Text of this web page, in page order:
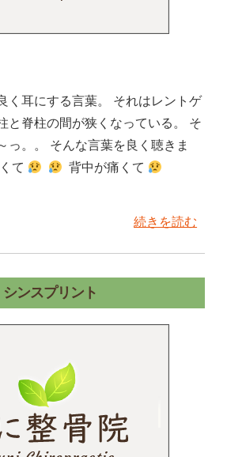
く耳にする言葉。 それはレントゲ
と脊柱の間が狭くなっている。 そ
っ。。 そんな言葉を良く聴きま
て
背中が痛くて
続きを読む
シンスプリント